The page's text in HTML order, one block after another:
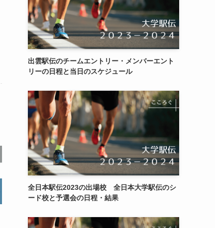
出雲駅伝のチームエントリー・メンバーエント
リーの日程と当日のスケジュール
全日本駅伝2023の出場校 全日本大学駅伝のシ
ード校と予選会の日程・結果